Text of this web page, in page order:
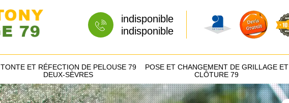
indisponible
indisponible
TONTE ET RÉFECTION DE PELOUSE 79
DEUX-SÈVRES
POSE ET CHANGEMENT DE GRILLAGE ET
CLÔTURE 79